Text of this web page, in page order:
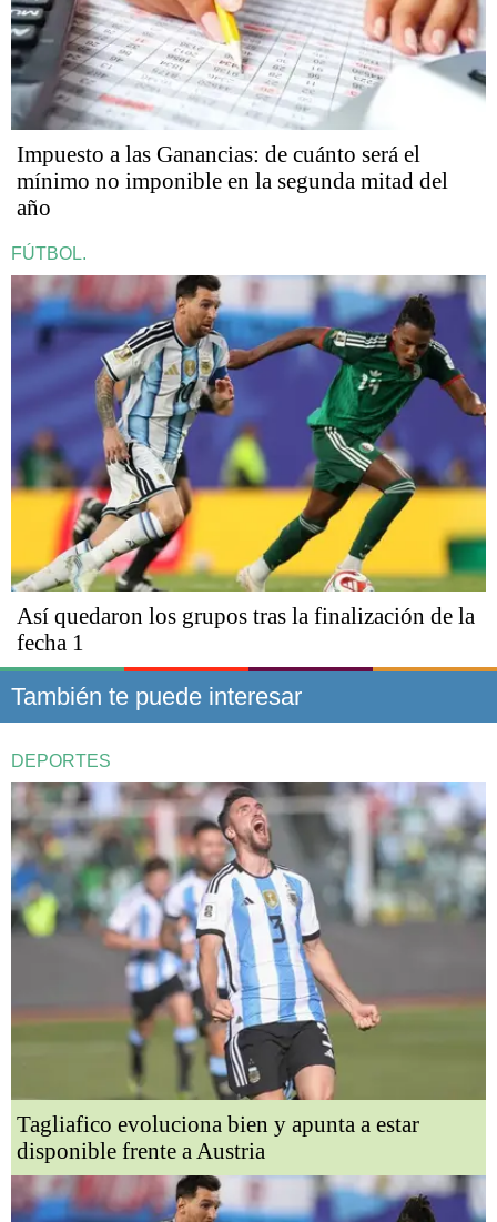
Impuesto a las Ganancias: de cuánto será el
mínimo no imponible en la segunda mitad del
año
FÚTBOL.
Así quedaron los grupos tras la finalización de la
fecha 1
También te puede interesar
DEPORTES
Tagliafico evoluciona bien y apunta a estar
disponible frente a Austria